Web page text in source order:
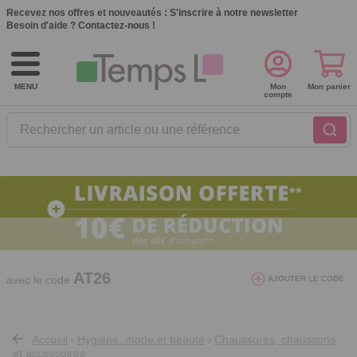
Recevez nos offres et nouveautés : S'inscrire à notre newsletter
Besoin d'aide ? Contactez-nous !
MENU
Rechercher un article ou une référence
Mon
compte
Mon panier
10€ de réduction dès 40€ d'achat. Offre
valable du 03/08/2026 au 12/08/2026.
avec le code AT26 AJOUTER LE CODE
Accueil Hygiène, mode et beauté
Chaussures, chaussons
et accessoires